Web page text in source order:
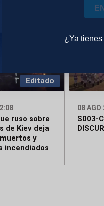
¿Ya
Editado
ruso sobre
de Kiev deja
y
incendiados
08
S003-